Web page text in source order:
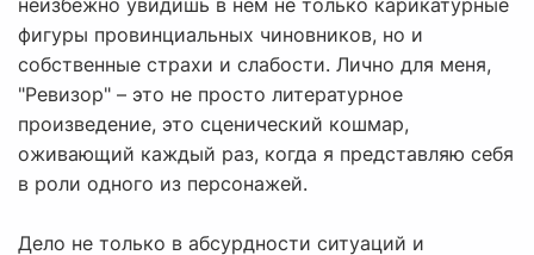
неизбежно увидишь в нем не только карикатурные
фигуры провинциальных чиновников, но и
собственные страхи и слабости. Лично для меня,
"Ревизор" – это не просто литературное
произведение, это сценический кошмар,
оживающий каждый раз, когда я представляю себя
в роли одного из персонажей.
Дело не только в абсурдности ситуаций и